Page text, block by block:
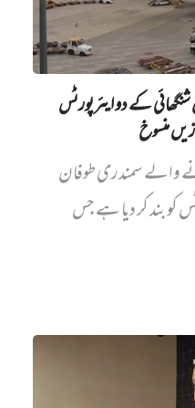
کے دو ایئرپورٹس
والے سمندری طوفان
کو بند کر دیا ہے جس